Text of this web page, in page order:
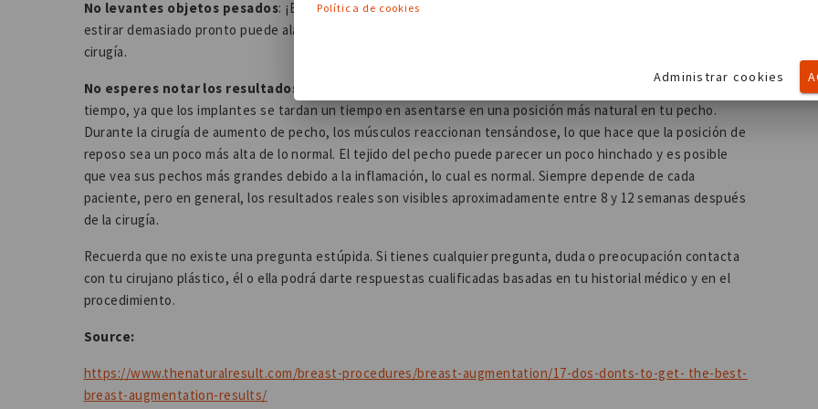
No levantes objetos pesados: ¡Evita cualquier actividad extenuante! Levantar objetos pesados, correr y
estirar demasiado pronto puede alargar el periodo de recuperación y también podría afectar al resultado de la
cirugía.
No esperes notar los resultados inmediatamente después de la operación:
tiempo, ya que los implantes se tardan un tiempo en asentarse en una posición más natural en tu pecho.
Durante la cirugía de aumento de pecho, los músculos reaccionan tensándose, lo que hace que la posición de
reposo sea un poco más alta de lo normal. El tejido del pecho puede parecer un poco hinchado y es posible
que vea sus pechos más grandes debido a la inflamación, lo cual es normal. Siempre depende de cada
paciente, pero en general, los resultados reales son visibles aproximadamente entre 8 y 12 semanas después
de la cirugía.
Recuerda que no existe una pregunta estúpida. Si tienes cualquier pregunta, duda o preocupación contacta
con tu cirujano plástico, él o ella podrá darte respuestas cualificadas basadas en tu historial médico y en el
procedimiento.
Source:
https://www.thenaturalresult.com/breast-procedures/breast-augmentation/17-dos-donts-to-get- the-best-
breast-augmentation-results/
Política de cookies
Administrar cookies